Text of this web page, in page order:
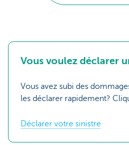
Vous voulez déclarer
Vous avez subi des
les déclarer rapidement?
Déclarer votre sinistre